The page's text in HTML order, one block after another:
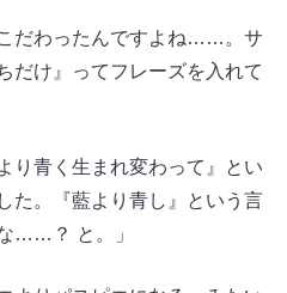
だわったんですよね……。サ
だけ』ってフレーズを入れて
り青く生まれ変わって』とい
た。『藍より青し』という言
……？ と。」